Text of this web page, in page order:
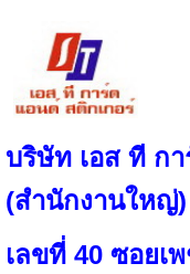
บริษัท เอส ที ก
(สำนักงานใหญ่)
เลขที่ 40 ซอยเ